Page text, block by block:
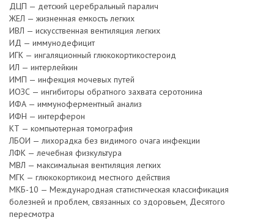
ДЦП — детский церебральный паралич
ЖЕЛ — жизненная емкость легких
ИВЛ — искусственная вентиляция легких
ИД — иммунодефицит
ИГК — ингаляционный глюкокортикостероид
ИЛ — интерлейкин
ИМП — инфекция мочевых путей
ИОЗС — ингибиторы обратного захвата серотонина
ИФА — иммуноферментный анализ
ИФН — интерферон
КТ — компьютерная томография
ЛБОИ — лихорадка без видимого очага инфекции
ЛФК — лечебная физкультура
МВЛ — максимальная вентиляция легких
МГК — глюкокортикоид местного действия
МКБ-10 — Международная статистическая классификация
болезней и проблем, связанных со здоровьем, Десятого
пересмотра